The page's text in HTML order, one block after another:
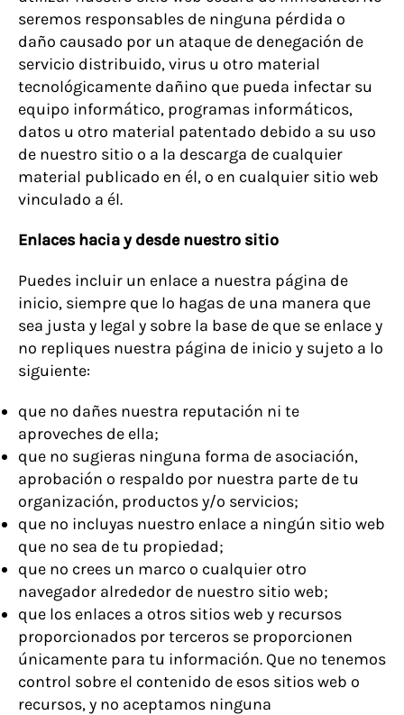
seremos responsables de ninguna pérdida o
daño causado por un ataque de denegación de
servicio distribuido, virus u otro material
tecnológicamente dañino que pueda infectar su
equipo informático, programas informáticos,
datos u otro material patentado debido a su uso
de nuestro sitio o a la descarga de cualquier
material publicado en él, o en cualquier sitio web
vinculado a él.
Enlaces hacia y desde nuestro sitio
Puedes incluir un enlace a nuestra página de
inicio, siempre que lo hagas de una manera que
sea justa y legal y sobre la base de que se enlace y
no repliques nuestra página de inicio y sujeto a lo
siguiente:
que no dañes nuestra reputación ni te
aproveches de ella;
que no sugieras ninguna forma de asociación,
aprobación o respaldo por nuestra parte de tu
organización, productos y/o servicios;
que no incluyas nuestro enlace a ningún sitio web
que no sea de tu propiedad;
que no crees un marco o cualquier otro
navegador alrededor de nuestro sitio web;
que los enlaces a otros sitios web y recursos
proporcionados por terceros se proporcionen
únicamente para tu información. Que no tenemos
control sobre el contenido de esos sitios web o
recursos, y no aceptamos ninguna